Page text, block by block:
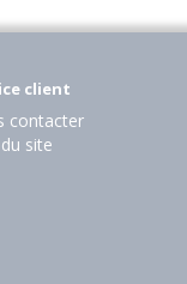
client
contacter
site